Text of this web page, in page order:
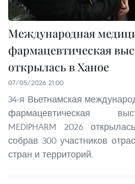
Международная
фармацевтическая
открылась в Ханое
07/05/2026 21:00
34-я Вьетнамская
фармацевтическая
MEDIPHARM 2026
собрав 300 участников
стран и территорий.